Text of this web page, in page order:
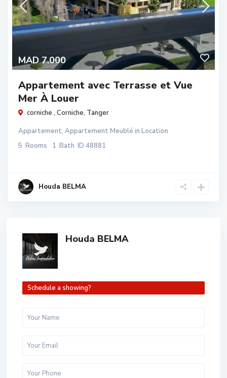
MAD 7.000
Appartement avec Terrasse et Vue
Mer À Louer
corniche , Corniche, Tanger
Appartement, Appartement Meublé in Location
5 Rooms 1 Bath ID 48881
Houda BELMA
Houda BELMA
Schedule a showing?